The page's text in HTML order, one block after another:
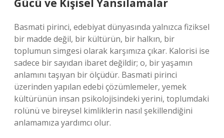
Gücü ve Kişisel Yansılamalar
Basmati pirinci, edebiyat dünyasında yalnızca fiziksel
bir madde değil, bir kültürün, bir halkın, bir
toplumun simgesi olarak karşımıza çıkar. Kalorisi ise
sadece bir sayıdan ibaret değildir; o, bir yaşamın
anlamını taşıyan bir ölçüdür. Basmati pirinci
üzerinden yapılan edebi çözümlemeler, yemek
kültürünün insan psikolojisindeki yerini, toplumdaki
rolünü ve bireysel kimliklerin nasıl şekillendiğini
anlamamıza yardımcı olur.